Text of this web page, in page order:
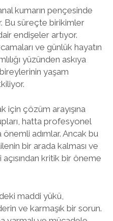
kumarın pençesinde
Bu süreçte birikimler
endişeler artıyor.
ve günlük hayatın
yüzünden askıya
yaşam
için çözüm arayışına
hatta profesyonel
adımlar. Ancak bu
bir arada kalması ve
kritik bir öneme
maddi yükü,
ve karmaşık bir sorun.